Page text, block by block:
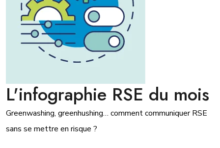
L'infographie RSE du mois
Greenwashing, greenhushing… comment communiquer RSE
sans se mettre en risque ?